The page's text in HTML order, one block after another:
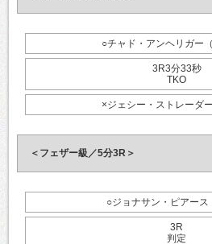
○チャド・アンヘリガー（
3R3分33秒
TKO
×ジェシー・ストレーダー
＜フェザー級／5分3R＞
○ジョナサン・ピアース
3R
判定